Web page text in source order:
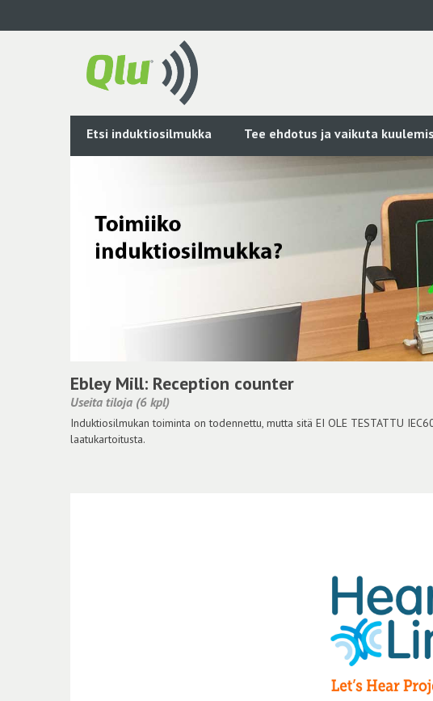
Etsi induktiosilmukka Tee ehdotus ja vaikuta
Ebley Mill: Reception counter
Useita tiloja (6 kpl)
Induktiosilmukan toiminta on todennettu, mutta sitä EI OLE TESTATTU
laatukartoitusta.